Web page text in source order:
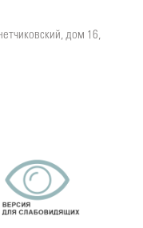
дом 16,